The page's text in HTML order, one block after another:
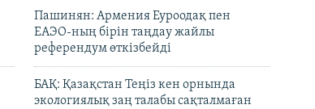
Пашинян: Армения Еуроодақ пен
ЕАЭО-ның бірін таңдау жайлы
референдум өткізбейді
БАҚ: Қазақстан Теңіз кен орнында
экологиялық заң талабы сақталмаған